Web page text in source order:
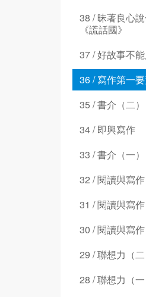
38 / 昧著良心
《謊話國》
37 / 好故事不
36 / 寫作第一
35 / 書介（二
34 / 即興寫作
33 / 書介（一）
32 / 閱讀與寫作
31 / 閱讀與寫作
30 / 閱讀與寫作
29 / 聯想力（二
28 / 聯想力（一